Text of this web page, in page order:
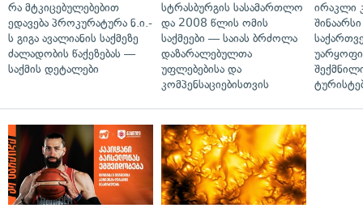
რა მტკიცებულებებით
ედავება პროკურატურა ნ.ი.-
ს გიგა ავალიანის საქმეზე
ძალადობის წაქეზებას —
საქმის დეტალები
სტრასბურგის სასამართლო
და 2008 წლის ომის
საქმეები — საიას ბრძოლა
დაზარალებულთა
უფლებებისა და
კომპენსაციებისთვის
ირაკლი